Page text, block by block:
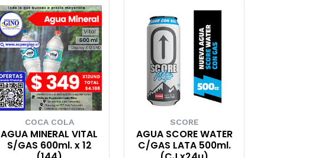
COCA COLA
AGUA MINERAL VITAL
S/GAS 600ml. x 12
SCORE
AGUA SCORE WATER
C/GAS LATA 500ml.